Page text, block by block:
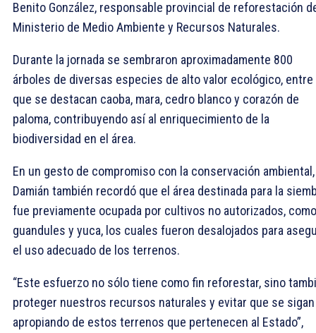
Benito González, responsable provincial de reforestación
Ministerio de Medio Ambiente y Recursos Naturales.
Durante la jornada se sembraron aproximadamente 800
árboles de diversas especies de alto valor ecológico, entre
que se destacan caoba, mara, cedro blanco y corazón de
paloma, contribuyendo así al enriquecimiento de la
biodiversidad en el área.
En un gesto de compromiso con la conservación ambiental,
Damián también recordó que el área destinada para la
fue previamente ocupada por cultivos no autorizados, como
guandules y yuca, los cuales fueron desalojados para
el uso adecuado de los terrenos.
“Este esfuerzo no sólo tiene como fin reforestar, sino
proteger nuestros recursos naturales y evitar que se sigan
apropiando de estos terrenos que pertenecen al Estado”,